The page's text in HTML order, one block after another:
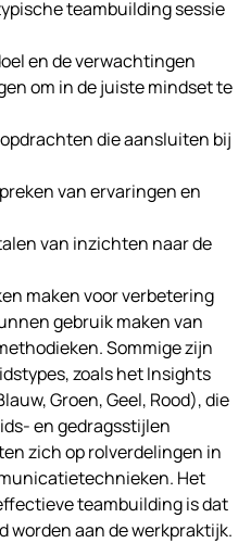
teambuilding sessie
en de verwachtingen
om in de juiste mindset te
die aansluiten bij
van ervaringen en
van inzichten naar de
maken voor verbetering
gebruik maken van
Sommige zijn
zoals het Insights
Groen, Geel, Rood), die
en gedragsstijlen
zich op rolverdelingen in
Het
teambuilding is dat
worden aan de werkpraktijk.